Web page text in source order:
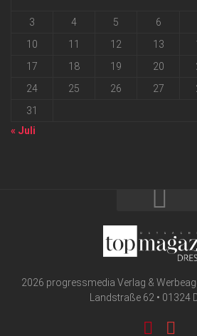
3
4 5 6
10
11 12 13
17
18 19 20
24
25 26 27
31
« Juli
2026 progressmedia Verlag &
Landstraße 62 • 01324